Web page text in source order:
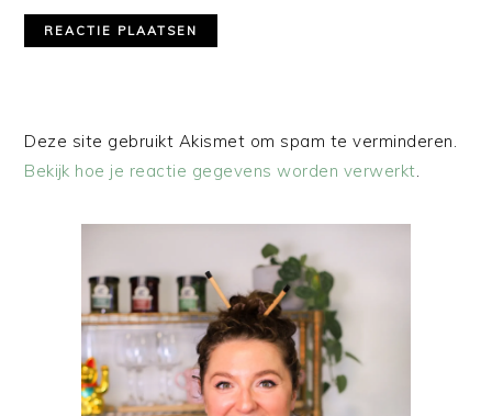
Deze site gebruikt Akismet om spam te verminderen.
Bekijk hoe je reactie gegevens worden verwerkt